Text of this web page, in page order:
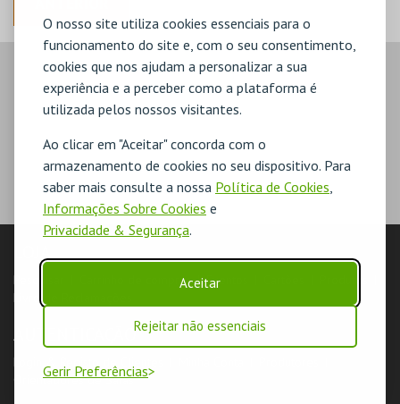
O nosso site utiliza cookies essenciais para o
funcionamento do site e, com o seu consentimento,
cookies que nos ajudam a personalizar a sua
experiência e a perceber como a plataforma é
utilizada pelos nossos visitantes.
Ao clicar em "Aceitar" concorda com o
armazenamento de cookies no seu dispositivo. Para
saber mais consulte a nossa Política de Cookies
Informações Sobre Cookies e
Privacidade & Segurança.
Aceitar
Rejeitar não essenciais
Gerir Preferências
Pesquisar Carrinho de compras Eventos
Livro de Reclamações
AUTENTICAÇÃO
Login & Registo de Clientes
Orientadores de Salas